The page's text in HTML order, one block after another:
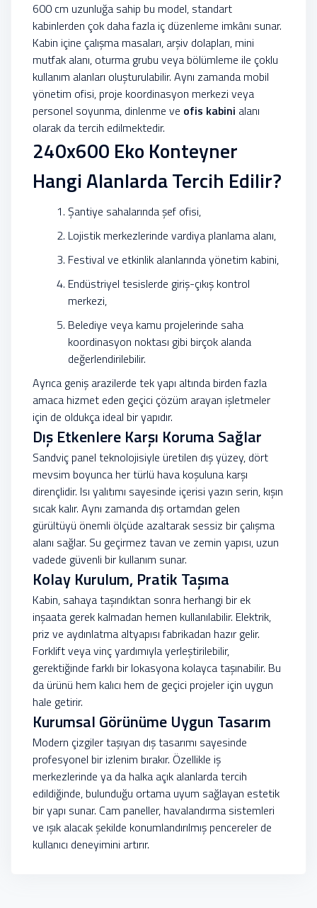
600 cm uzunluğa sahip bu model, standart
kabinlerden çok daha fazla iç düzenleme imkânı sunar.
Kabin içine çalışma masaları, arşiv dolapları, mini
mutfak alanı, oturma grubu veya bölümleme ile çoklu
kullanım alanları oluşturulabilir. Aynı zamanda mobil
yönetim ofisi, proje koordinasyon merkezi veya
personel soyunma, dinlenme ve ofis kabini alanı
olarak da tercih edilmektedir.
240x600 Eko Konteyner
Hangi Alanlarda Tercih Edilir?
Şantiye sahalarında şef ofisi,
Lojistik merkezlerinde vardiya planlama alanı,
Festival ve etkinlik alanlarında yönetim kabini,
Endüstriyel tesislerde giriş-çıkış kontrol
merkezi,
Belediye veya kamu projelerinde saha
koordinasyon noktası gibi birçok alanda
değerlendirilebilir.
Ayrıca geniş arazilerde tek yapı altında birden fazla
amaca hizmet eden geçici çözüm arayan işletmeler
için de oldukça ideal bir yapıdır.
Dış Etkenlere Karşı Koruma Sağlar
Sandviç panel teknolojisiyle üretilen dış yüzey, dört
mevsim boyunca her türlü hava koşuluna karşı
dirençlidir. Isı yalıtımı sayesinde içerisi yazın serin, kışın
sıcak kalır. Aynı zamanda dış ortamdan gelen
gürültüyü önemli ölçüde azaltarak sessiz bir çalışma
alanı sağlar. Su geçirmez tavan ve zemin yapısı, uzun
vadede güvenli bir kullanım sunar.
Kolay Kurulum, Pratik Taşıma
Kabin, sahaya taşındıktan sonra herhangi bir ek
inşaata gerek kalmadan hemen kullanılabilir. Elektrik,
priz ve aydınlatma altyapısı fabrikadan hazır gelir.
Forklift veya vinç yardımıyla yerleştirilebilir,
gerektiğinde farklı bir lokasyona kolayca taşınabilir. Bu
da ürünü hem kalıcı hem de geçici projeler için uygun
hale getirir.
Kurumsal Görünüme Uygun Tasarım
Modern çizgiler taşıyan dış tasarımı sayesinde
profesyonel bir izlenim bırakır. Özellikle iş
merkezlerinde ya da halka açık alanlarda tercih
edildiğinde, bulunduğu ortama uyum sağlayan estetik
bir yapı sunar. Cam paneller, havalandırma sistemleri
ve ışık alacak şekilde konumlandırılmış pencereler de
kullanıcı deneyimini artırır.